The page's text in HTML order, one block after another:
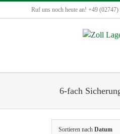
Inhalt
Ruf uns noch heute an! +49 (02747)
6-fach
Sortieren nach Datum